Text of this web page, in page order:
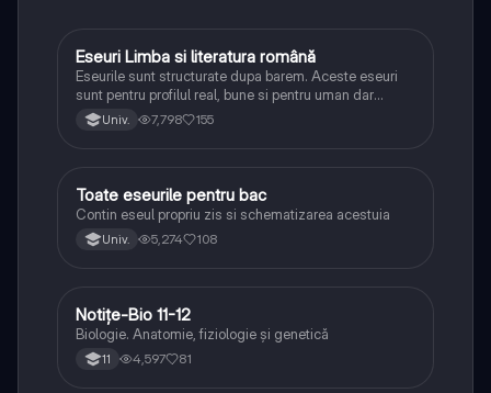
Limba și literatura română
Eseuri Limba si literatura română
Eseurile sunt structurate dupa barem. Aceste eseuri
sunt pentru profilul real, bune si pentru uman dar
lipsesc relatiile dintre personaje si caracrerizarile.
Univ. 7,798 155
Limba și literatura română
Toate eseurile pentru bac
Contin eseul propriu zis si schematizarea acestuia
Univ. 5,274 108
Biologie
Notițe-Bio 11-12
Biologie. Anatomie, fiziologie și genetică
11 4,597 81